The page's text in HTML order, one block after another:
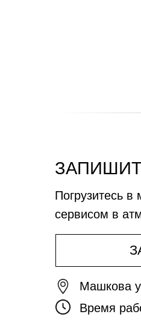
Погрузитесь
сервисом в
Машкова
Время